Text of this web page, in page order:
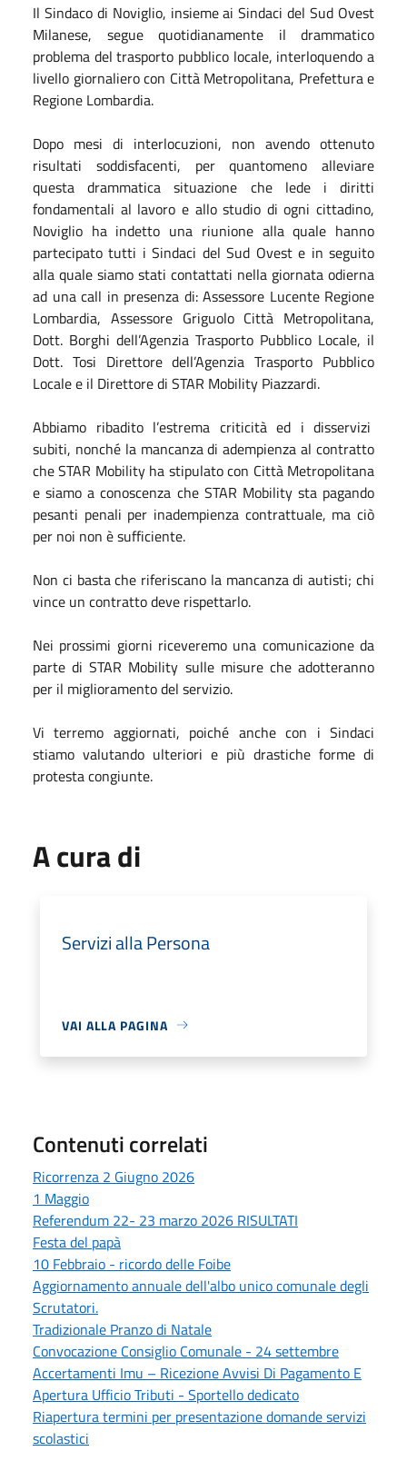
Il Sindaco di Noviglio, insieme ai Sindaci del Sud Ovest
Milanese, segue quotidianamente il drammatico
problema del trasporto pubblico locale, interloquendo a
livello giornaliero con Città Metropolitana, Prefettura e
Regione Lombardia.
Dopo mesi di interlocuzioni, non avendo ottenuto
risultati soddisfacenti, per quantomeno alleviare
questa drammatica situazione che lede i diritti
fondamentali al lavoro e allo studio di ogni cittadino,
Noviglio ha indetto una riunione alla quale hanno
partecipato tutti i Sindaci del Sud Ovest e in seguito
alla quale siamo stati contattati nella giornata odierna
ad una call in presenza di: Assessore Lucente Regione
Lombardia, Assessore Griguolo Città Metropolitana,
Dott. Borghi dell’Agenzia Trasporto Pubblico Locale, il
Dott. Tosi Direttore dell’Agenzia Trasporto Pubblico
Locale e il Direttore di STAR Mobility Piazzardi.
Abbiamo ribadito l’estrema criticità ed i disservizi
subiti, nonché la mancanza di adempienza al contratto
che STAR Mobility ha stipulato con Città Metropolitana
e siamo a conoscenza che STAR Mobility sta pagando
pesanti penali per inadempienza contrattuale, ma ciò
per noi non è sufficiente.
Non ci basta che riferiscano la mancanza di autisti; chi
vince un contratto deve rispettarlo.
Nei prossimi giorni riceveremo una comunicazione da
parte di STAR Mobility sulle misure che adotteranno
per il miglioramento del servizio.
Vi terremo aggiornati, poiché anche con i Sindaci
stiamo valutando ulteriori e più drastiche forme di
protesta congiunte.
A cura di
Servizi alla Persona
VAI ALLA PAGINA
Contenuti correlati
Ricorrenza 2 Giugno 2026
1 Maggio
Referendum 22- 23 marzo 2026 RISULTATI
Festa del papà
10 Febbraio - ricordo delle Foibe
Aggiornamento annuale dell'albo unico comunale degli
Scrutatori.
Tradizionale Pranzo di Natale
Convocazione Consiglio Comunale - 24 settembre
Accertamenti Imu – Ricezione Avvisi Di Pagamento E
Apertura Ufficio Tributi - Sportello dedicato
Riapertura termini per presentazione domande servizi
scolastici